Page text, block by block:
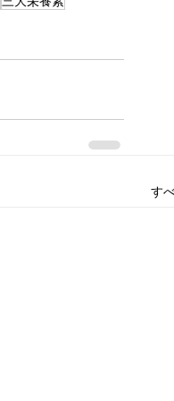
す